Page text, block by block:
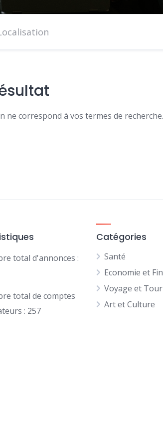
ne correspond à vos termes de
total d'annonces :
total de comptes
: 257
Catégories
Santé
Economie et
Voyage et
Art et Culture